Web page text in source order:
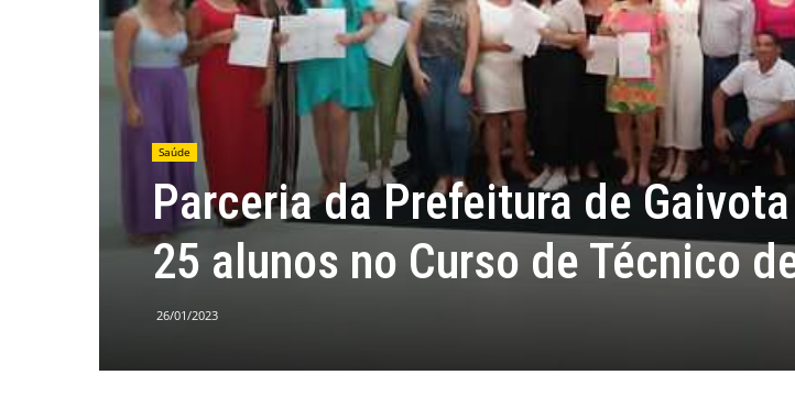
Saúde
Parceria da Prefeitura de
25 alunos no Curso de Técnico
26/01/2023